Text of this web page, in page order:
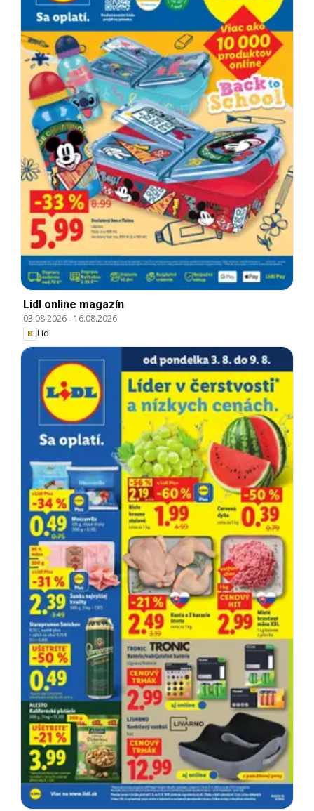
Lidl online magazín
03.08.2026- 16.08.2026
Lidl